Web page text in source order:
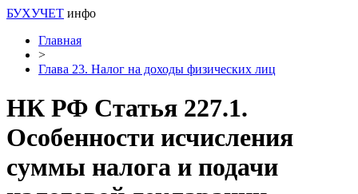
БУХУЧЕТ инфо
Главная
>
Глава 23. Налог на доходы физических лиц
НК РФ Статья 227.1.
Особенности исчисления
суммы налога и подачи